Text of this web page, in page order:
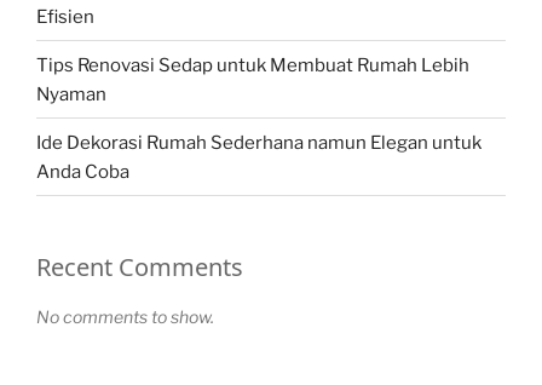
Efisien
Tips Renovasi Sedap untuk Membuat Rumah Lebih
Nyaman
Ide Dekorasi Rumah Sederhana namun Elegan untuk
Anda Coba
Recent Comments
No comments to show.